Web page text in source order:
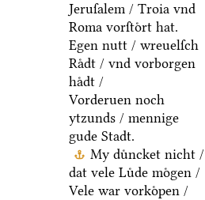
Jeruſalem / Troia vnd
Roma vorſtoͤrt hat.
Egen nutt / wreuelſch
Raͤdt / vnd vorborgen
haͤdt /
Vorderuen noch
ytzunds / mennige
gude Stadt.
My duͤncket nicht /
dat vele Luͤde moͤgen /
Vele war vorkoͤpen /